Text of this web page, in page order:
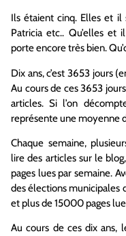
Ils étaient cinq. Elles et il
Patricia etc.. Qu’elles et
porte encore très bien.
Dix ans, c’est 3653 jours
Au cours de ces 3653
articles. Si l’on
représente une moyenne
Chaque semaine,
lire des articles sur le
pages lues par semaine.
des élections municipales
et plus de 15000 pages
Au cours de ces dix ans,